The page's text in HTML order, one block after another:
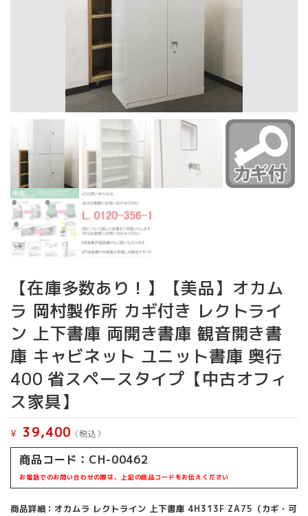
【在庫多数あり！】【美品】オカム
ラ 岡村製作所 カギ付き レクトライ
ン 上下書庫 両開き書庫 観音開き書
庫 キャビネット ユニット書庫 奥行
400 省スペースタイプ【中古オフィ
ス家具】
¥ 39,400 (税込）
商品コード：CH-00462
お電話でのお問い合わせの際は、上記の商品コードをお伝えください
商品詳細：オカムラ レクトライン 上下書庫 4H313F ZA75（カギ・可